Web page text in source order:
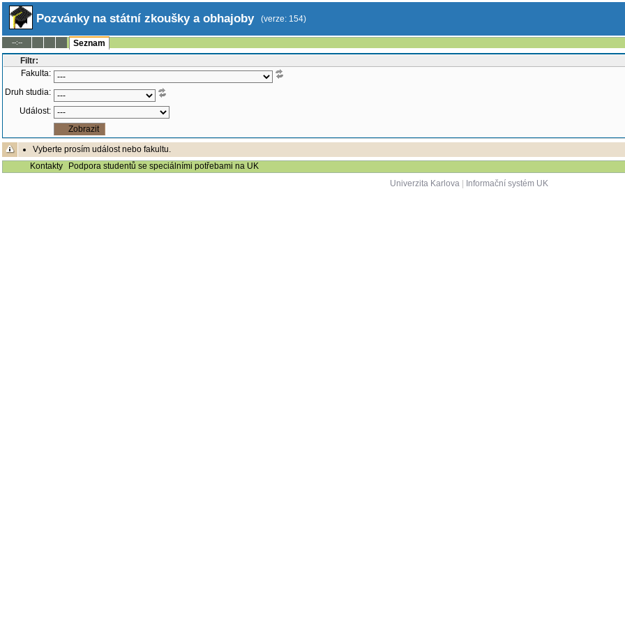
Pozvánky na státní zkoušky a obhajoby (verze: 154)
--:--
Seznam
Filtr:
Fakulta:
Druh studia:
Událost:
Vyberte prosím událost nebo fakultu.
Kontakty
Podpora studentů se speciálními potřebami na UK
Univerzita Karlova| Informační systém UK